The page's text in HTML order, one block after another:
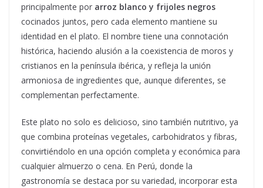
principalmente por arroz blanco y frijoles negros
cocinados juntos, pero cada elemento mantiene su
identidad en el plato. El nombre tiene una connotación
histórica, haciendo alusión a la coexistencia de moros y
cristianos en la península ibérica, y refleja la unión
armoniosa de ingredientes que, aunque diferentes, se
complementan perfectamente.
Este plato no solo es delicioso, sino también nutritivo, ya
que combina proteínas vegetales, carbohidratos y fibras,
convirtiéndolo en una opción completa y económica para
cualquier almuerzo o cena. En Perú, donde la
gastronomía se destaca por su variedad, incorporar esta